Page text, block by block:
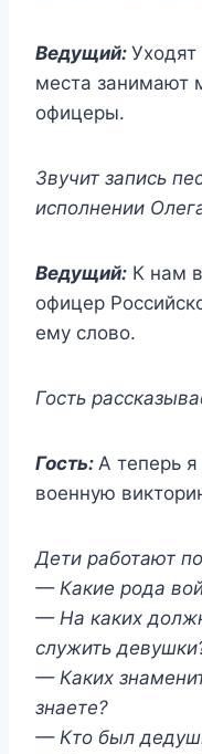
Ведущий: Уходят
места занимают
офицеры.
Звучит запись
исполнении
Ведущий: К нам
офицер
ему слово.
Гость
Гость: А теперь
военную
Дети работают
— Какие рода
— На каких
служить
— Каких
знаете?
— Кто был